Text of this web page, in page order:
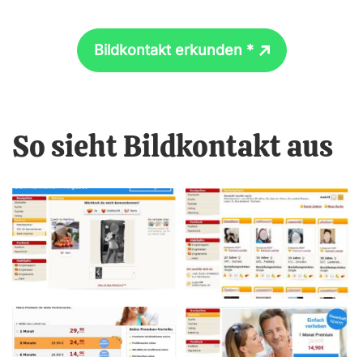
Bildkontakt erkunden *
So sieht Bildkontakt aus